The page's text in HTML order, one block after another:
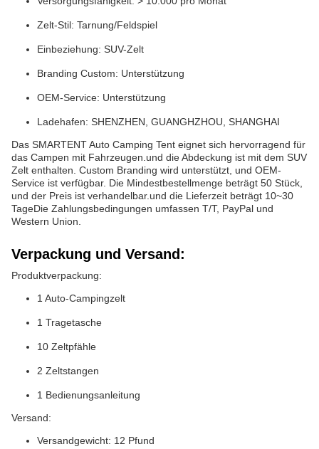
Zelt-Stil: Tarnung/Feldspiel
Einbeziehung: SUV-Zelt
Branding Custom: Unterstützung
OEM-Service: Unterstützung
Ladehafen: SHENZHEN, GUANGHZHOU, SHANGHAI
Das SMARTENT Auto Camping Tent eignet sich hervorragend für
das Campen mit Fahrzeugen.und die Abdeckung ist mit dem SUV
Zelt enthalten. Custom Branding wird unterstützt, und OEM-
Service ist verfügbar. Die Mindestbestellmenge beträgt 50 Stück,
und der Preis ist verhandelbar.und die Lieferzeit beträgt 10~30
TageDie Zahlungsbedingungen umfassen T/T, PayPal und
Western Union.
Verpackung und Versand:
Produktverpackung:
1 Auto-Campingzelt
1 Tragetasche
10 Zeltpfähle
2 Zeltstangen
1 Bedienungsanleitung
Versand:
Versandgewicht: 12 Pfund